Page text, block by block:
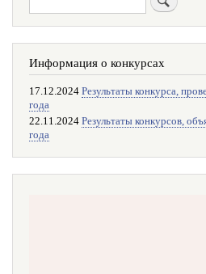
Информация о конкурсах
17.12.2024 Результаты конкурса,
года
22.11.2024 Результаты конкурсов,
года